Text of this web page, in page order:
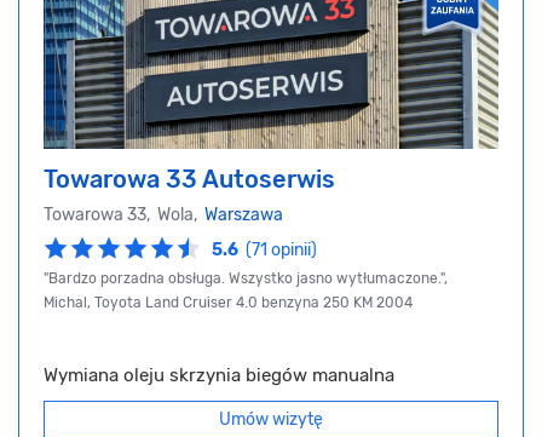
Towarowa 33 Autoserwis
Towarowa 33, Wola, Warszawa
5.6 (71 opinii)
"Bardzo porzadna obsługa. Wszystko jasno wytłumaczone.",
Michal, Toyota Land Cruiser 4.0 benzyna 250 KM 2004
Wymiana oleju skrzynia biegów manualna
Umów wizytę